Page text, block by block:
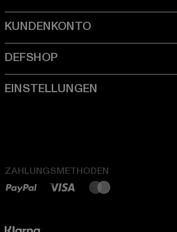
ZAHLUNGSMETHODEN